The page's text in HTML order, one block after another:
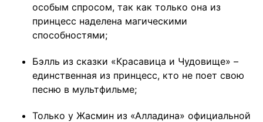
особым спросом, так как только она из
принцесс наделена магическими
способностями;
Бэлль из сказки «Красавица и Чудовище» –
единственная из принцесс, кто не поет свою
песню в мультфильме;
Только у Жасмин из «Алладина» официальной